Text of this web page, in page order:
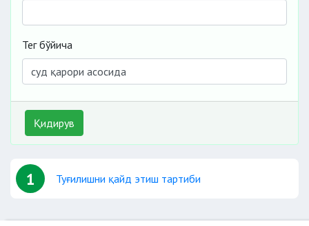
Тег бўйича
Қидирув
1 Туғилишни қайд этиш тартиби